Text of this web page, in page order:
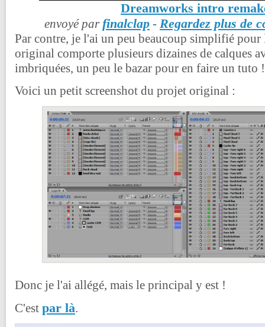
Dreamworks intro
envoyé parfinalclap - Regardez plus de
Par contre, je l'ai un peu beaucoup simplifié
original comporte plusieurs dizaines de calques
imbriquées, un peu le bazar pour en faire un tuto !
Voici un petit screenshot du projet original :
Donc je l'ai allégé, mais le principal y est !
C'est par là.